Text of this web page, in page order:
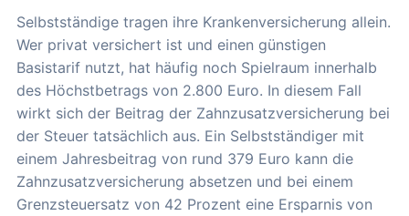
Selbstständige tragen ihre Krankenversicherung allein.
Wer privat versichert ist und einen günstigen
Basistarif nutzt, hat häufig noch Spielraum innerhalb
des Höchstbetrags von 2.800 Euro. In diesem Fall
wirkt sich der Beitrag der Zahnzusatzversicherung bei
der Steuer tatsächlich aus. Ein Selbstständiger mit
einem Jahresbeitrag von rund 379 Euro kann die
Zahnzusatzversicherung absetzen und bei einem
Grenzsteuersatz von 42 Prozent eine Ersparnis von